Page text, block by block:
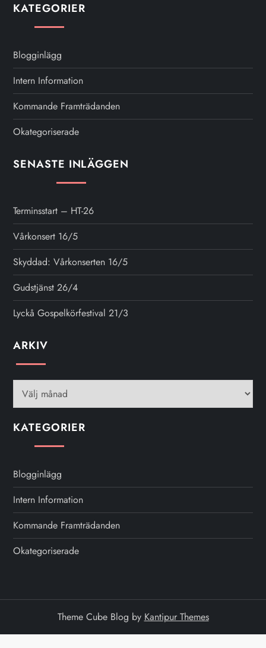
KATEGORIER
Blogginlägg
Intern Information
Kommande Framträdanden
Okategoriserade
SENASTE INLÄGGEN
Terminsstart – HT-26
Vårkonsert 16/5
Skyddad: Vårkonserten 16/5
Gudstjänst 26/4
Lyckå Gospelkörfestival 21/3
ARKIVArkiv
KATEGORIER
Blogginlägg
Intern Information
Kommande Framträdanden
Okategoriserade
Theme Cube Blog by Kantipur Themes